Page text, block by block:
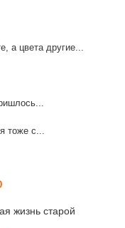
а цвета другие...
тоже с...
жизнь старой